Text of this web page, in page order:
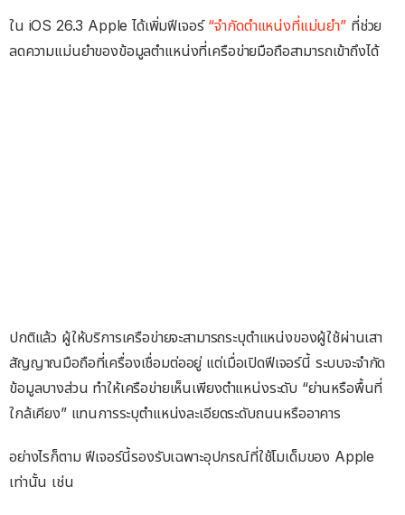
ใน iOS 26.3 Apple ได้เพิ่มฟีเจอร์“จำกัดตำแหน่งที่แม่นยำ”ที่ช่วย
ลดความแม่นยำของข้อมูลตำแหน่งที่เครือข่ายมือถือสามารถเข้าถึงได้
ปกติแล้ว ผู้ให้บริการเครือข่ายจะสามารถระบุตำแหน่งของผู้ใช้ผ่านเสา
สัญญาณมือถือที่เครื่องเชื่อมต่ออยู่ แต่เมื่อเปิดฟีเจอร์นี้ ระบบจะจำกัด
ข้อมูลบางส่วน ทำให้เครือข่ายเห็นเพียงตำแหน่งระดับ “ย่านหรือพื้นที่
ใกล้เคียง” แทนการระบุตำแหน่งละเอียดระดับถนนหรืออาคาร
อย่างไรก็ตาม ฟีเจอร์นี้รองรับเฉพาะอุปกรณ์ที่ใช้โมเด็มของ Apple
เท่านั้น เช่น